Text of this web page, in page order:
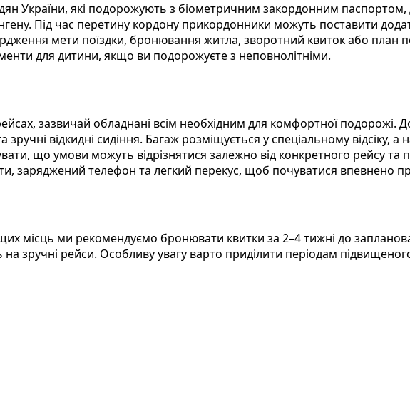
України, які подорожують з біометричним закордонним паспортом,
Під час перетину кордону прикордонники можуть поставити
мети поїздки, бронювання житла, зворотний квиток або план
для дитини, якщо ви подорожуєте з неповнолітніми.
зазвичай обладнані всім необхідним для комфортної подорожі.
відкидні сидіння. Багаж розміщується у спеціальному відсіку,
що умови можуть відрізнятися залежно від конкретного рейсу та
заряджений телефон та легкий перекус, щоб почуватися впевнено
місць ми рекомендуємо бронювати квитки за 2–4 тижні до
зручні рейси. Особливу увагу варто приділити періодам